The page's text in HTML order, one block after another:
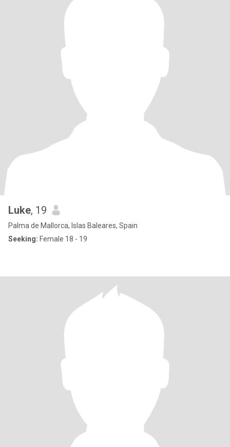
Luke, 19
Palma de Mallorca, Islas Baleares, Spain
Seeking: Female 18 - 19